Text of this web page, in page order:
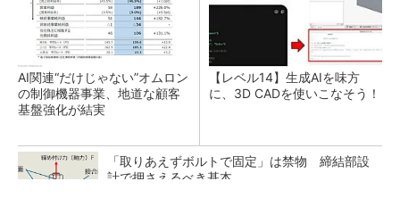
AI関連“だけじゃない”オムロン
の制御機器事業、地道な顧客
基盤強化が結実
【レベル14】生成AIを味方
に、3D CADを使いこなそう！
「取りあえずボルトで固定」は禁物 締結部設
計で押さえるべき基本